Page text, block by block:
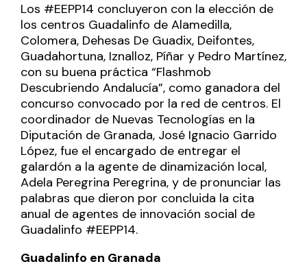
Los #EEPP14 concluyeron con la elección de
los centros Guadalinfo de Alamedilla,
Colomera, Dehesas De Guadix, Deifontes,
Guadahortuna, Iznalloz, Píñar y Pedro Martínez,
con su buena práctica “Flashmob
Descubriendo Andalucía”, como ganadora del
concurso convocado por la red de centros. El
coordinador de Nuevas Tecnologías en la
Diputación de Granada, José Ignacio Garrido
López, fue el encargado de entregar el
galardón a la agente de dinamización local,
Adela Peregrina Peregrina, y de pronunciar las
palabras que dieron por concluida la cita
anual de agentes de innovación social de
Guadalinfo #EEPP14.
Guadalinfo en Granada